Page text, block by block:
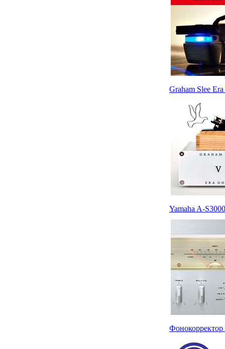
Graham Slee
Yamaha A-
Фонокорректор